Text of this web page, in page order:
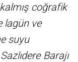
coğrafik
lagün ve
suyu
Barajı